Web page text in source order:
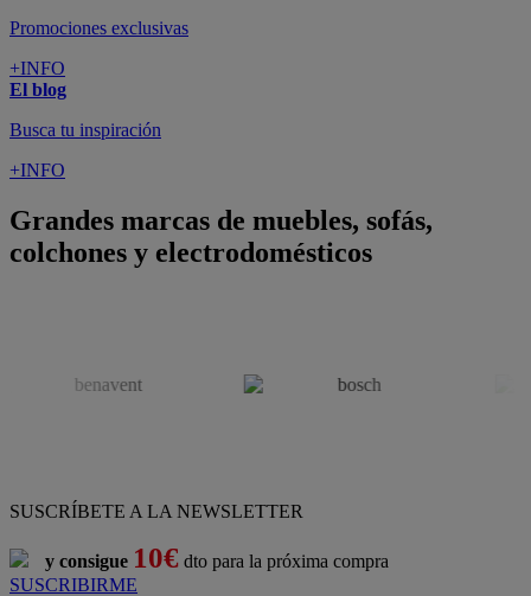
Promociones exclusivas
+INFO
El blog
Busca tu inspiración
+INFO
Grandes marcas de muebles, sofás,
colchones y electrodomésticos
SUSCRÍBETE A LA NEWSLETTER
y consigue 10€ dto para la próxima compra
SUSCRIBIRME